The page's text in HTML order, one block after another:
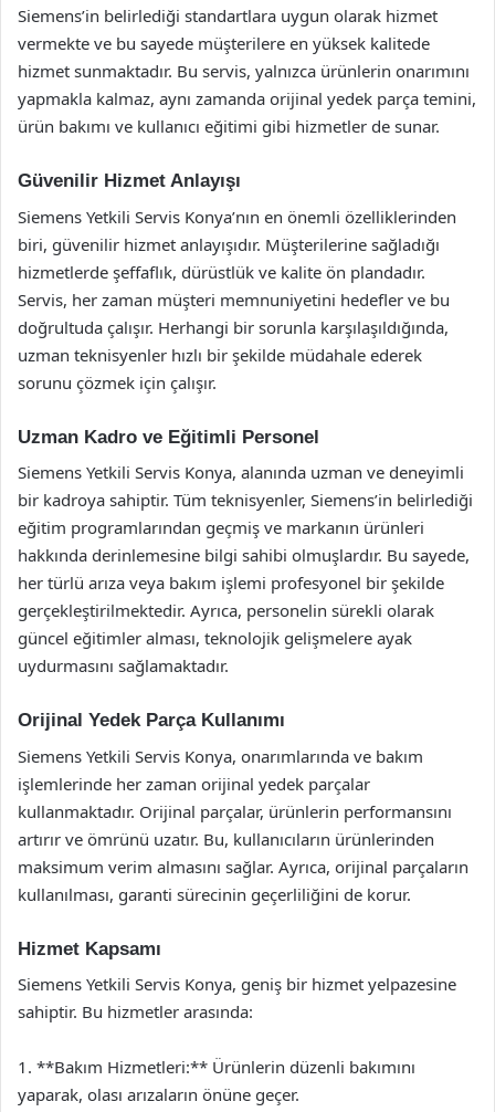
Siemens’in belirlediği standartlara uygun olarak hizmet
vermekte ve bu sayede müşterilere en yüksek kalitede
hizmet sunmaktadır. Bu servis, yalnızca ürünlerin onarımını
yapmakla kalmaz, aynı zamanda orijinal yedek parça temini,
ürün bakımı ve kullanıcı eğitimi gibi hizmetler de sunar.
Güvenilir Hizmet Anlayışı
Siemens Yetkili Servis Konya’nın en önemli özelliklerinden
biri, güvenilir hizmet anlayışıdır. Müşterilerine sağladığı
hizmetlerde şeffaflık, dürüstlük ve kalite ön plandadır.
Servis, her zaman müşteri memnuniyetini hedefler ve bu
doğrultuda çalışır. Herhangi bir sorunla karşılaşıldığında,
uzman teknisyenler hızlı bir şekilde müdahale ederek
sorunu çözmek için çalışır.
Uzman Kadro ve Eğitimli Personel
Siemens Yetkili Servis Konya, alanında uzman ve deneyimli
bir kadroya sahiptir. Tüm teknisyenler, Siemens’in belirlediği
eğitim programlarından geçmiş ve markanın ürünleri
hakkında derinlemesine bilgi sahibi olmuşlardır. Bu sayede,
her türlü arıza veya bakım işlemi profesyonel bir şekilde
gerçekleştirilmektedir. Ayrıca, personelin sürekli olarak
güncel eğitimler alması, teknolojik gelişmelere ayak
uydurmasını sağlamaktadır.
Orijinal Yedek Parça Kullanımı
Siemens Yetkili Servis Konya, onarımlarında ve bakım
işlemlerinde her zaman orijinal yedek parçalar
kullanmaktadır. Orijinal parçalar, ürünlerin performansını
artırır ve ömrünü uzatır. Bu, kullanıcıların ürünlerinden
maksimum verim almasını sağlar. Ayrıca, orijinal parçaların
kullanılması, garanti sürecinin geçerliliğini de korur.
Hizmet Kapsamı
Siemens Yetkili Servis Konya, geniş bir hizmet yelpazesine
sahiptir. Bu hizmetler arasında:
1. **Bakım Hizmetleri:** Ürünlerin düzenli bakımını
yaparak, olası arızaların önüne geçer.